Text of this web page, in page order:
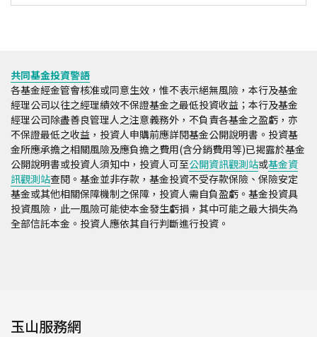
共同基金投資警語
各基金經金管會核准或同意生效，惟不表示絕無風險，本行及基金
經理公司以往之經理績效不保證基金之最低投資收益；本行及基金
經理公司除盡善良管理人之注意義務外，不負責各基金之盈虧，亦
不保證最低之收益，投資人申購前應詳閱基金公開說明書。投資基
金所應承擔之相關風險及應負擔之費用(含分銷費用等)已揭露於基金
公開說明書或投資人須知中，投資人可至公開資訊觀測站或基金資
訊觀測站查閱。基金並非存款，基金投資不受存款保險、保險安定
基金或其他相關保障機制之保障，投資人需自負盈虧。基金投資具
投資風險，此一風險可能使本金發生虧損，其中可能之最大損失為
全部信託本金。投資人應依其自行判斷進行投資。
玉山服務網